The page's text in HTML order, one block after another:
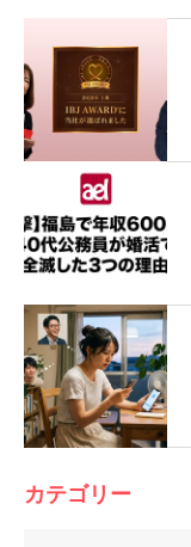
カテゴリー